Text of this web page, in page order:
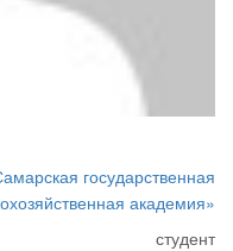
государственная
академия»
студент